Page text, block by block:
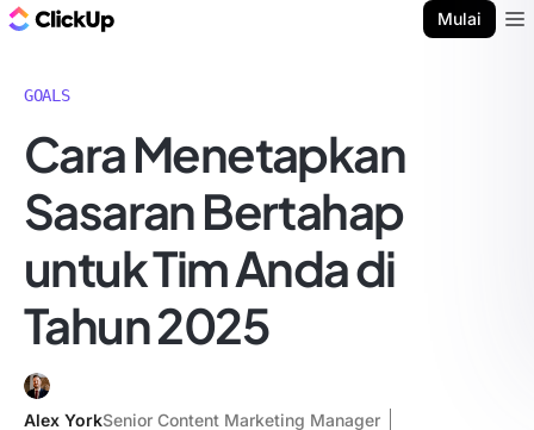
Mulai
GOALS
Cara Menetapkan
Sasaran Bertahap
untuk Tim Anda di
Tahun 2025
Alex YorkSenior Content Marketing Manager